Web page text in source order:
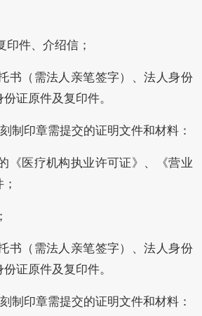
件、介绍信；
书（需法人亲笔签字）、法人身份
证原件及复印件。
制印章需提交的证明文件和材料：
《医疗机构执业许可证》、《营业
书（需法人亲笔签字）、法人身份
证原件及复印件。
制印章需提交的证明文件和材料：